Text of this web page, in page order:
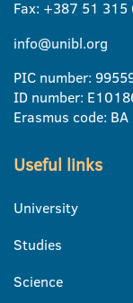
Fax: +387 51 315
info@unibl.org
PIC number:
ID number:
Erasmus code:
Useful links
University
Studies
Science